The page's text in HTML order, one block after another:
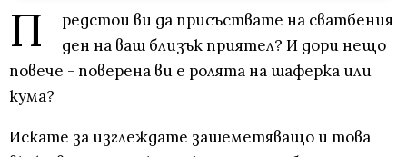
П
редстои ви да присъствате на сватбения
ден на ваш близък приятел? И дори нещо
повече - поверена ви е ролята на шаферка или
кума?
Искате за изглеждате зашеметяващо и това